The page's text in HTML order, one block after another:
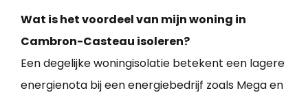
Wat is het voordeel van mijn woning in
Cambron-Casteau isoleren?
Een degelijke woningisolatie betekent een lagere
energienota bij een energiebedrijf zoals Mega en